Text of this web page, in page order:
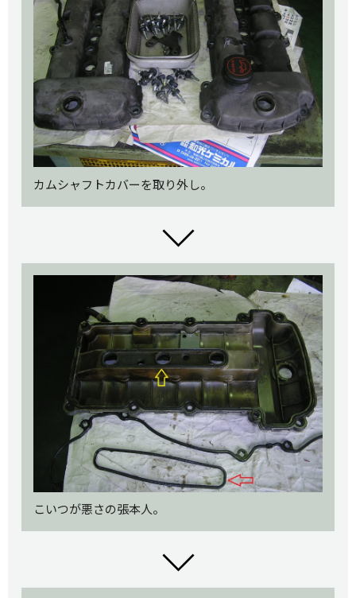
カムシャフトカバーを取り外し。
こいつが悪さの張本人。